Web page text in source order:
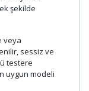
şekilde
veya
sessiz ve
testere
uygun modeli